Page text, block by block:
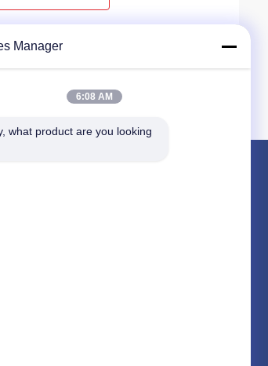
Manager
6:08 AM
what product are you looking